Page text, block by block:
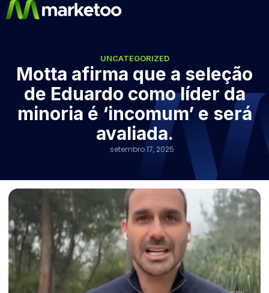
UNCATEGORIZED
Motta afirma que a seleção
de Eduardo como líder da
minoria é ‘incomum’ e será
avaliada.
setembro 17, 2025